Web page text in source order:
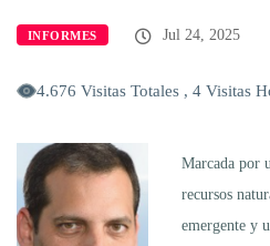
INFORMES Jul 24, 2025
4.676 Visitas Totales , 4 Visitas
Marcada por
recursos
emergente y